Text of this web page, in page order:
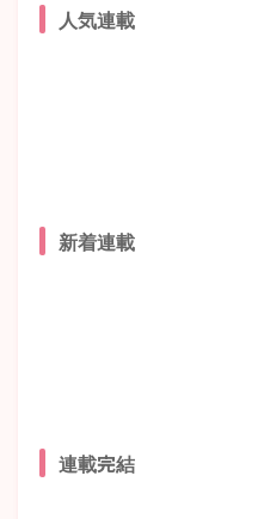
人気連載
新着連載
連載完結